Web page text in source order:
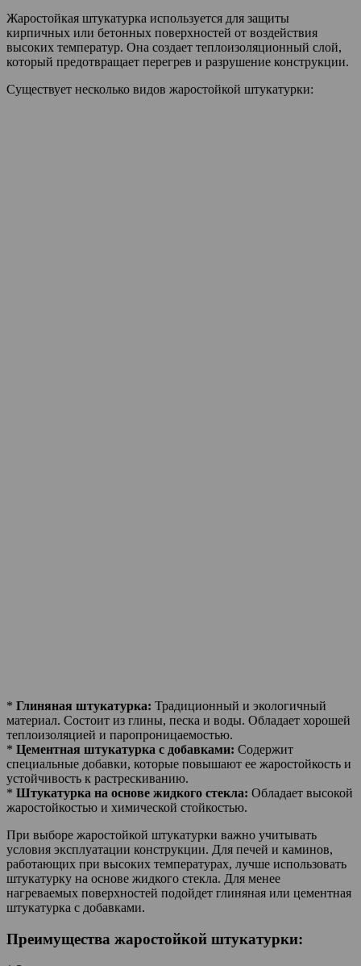
Жаростойкая штукатурка используется для защиты
кирпичных или бетонных поверхностей от воздействия
высоких температур. Она создает теплоизоляционный слой,
который предотвращает перегрев и разрушение конструкции.
Существует несколько видов жаростойкой штукатурки:
* Глиняная штукатурка: Традиционный и экологичный
материал. Состоит из глины, песка и воды. Обладает хорошей
теплоизоляцией и паропроницаемостью.
* Цементная штукатурка с добавками: Содержит
специальные добавки, которые повышают ее жаростойкость и
устойчивость к растрескиванию.
* Штукатурка на основе жидкого стекла: Обладает высокой
жаростойкостью и химической стойкостью.
При выборе жаростойкой штукатурки важно учитывать
условия эксплуатации конструкции. Для печей и каминов,
работающих при высоких температурах, лучше использовать
штукатурку на основе жидкого стекла. Для менее
нагреваемых поверхностей подойдет глиняная или цементная
штукатурка с добавками.
Преимущества жаростойкой штукатурки: